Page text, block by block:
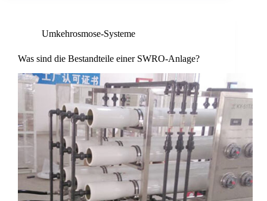
Umkehrosmose-Systeme
Was sind die Bestandteile einer SWRO-Anlage?